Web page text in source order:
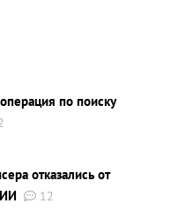
по поиску
отказались от
12